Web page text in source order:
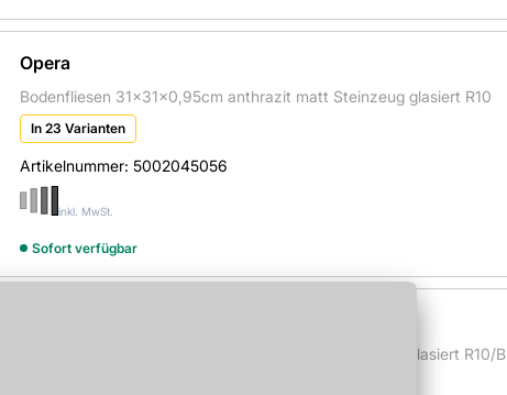
Opera
Bodenfliesen 31x31x0,95cm anthrazit matt Steinzeug glasiert R10
In 23 Varianten
Artikelnummer: 5002045056
inkl. MwSt.
Sofort verfügbar
Bodenfliesen 29,7x59,7x0,8cm braun matt Steinzeug glasiert R10/B